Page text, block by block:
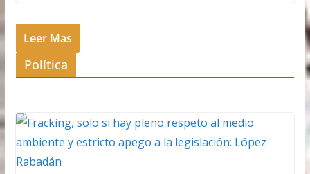
Leer Mas
Política